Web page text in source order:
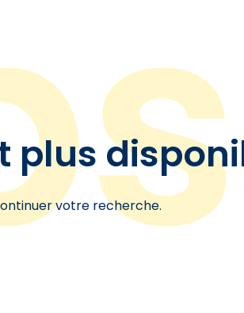
plus
votre recherche.